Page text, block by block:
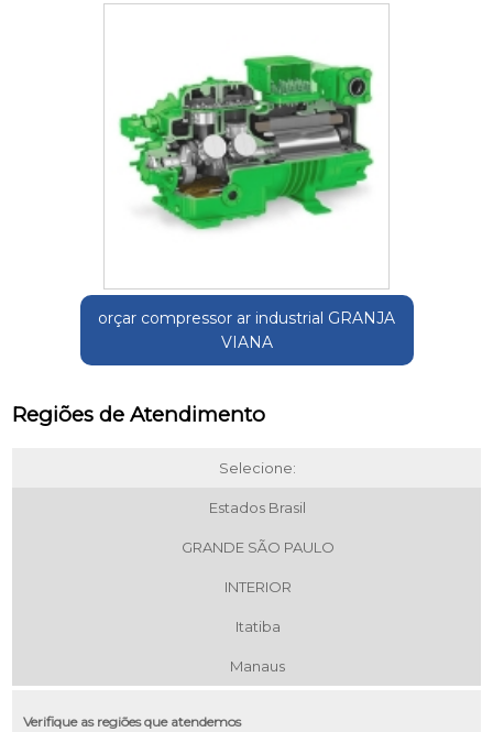
orçar compressor ar industrial GRANJA
VIANA
Regiões de Atendimento
Selecione:
Estados Brasil
GRANDE SÃO PAULO
INTERIOR
Itatiba
Manaus
Verifique as regiões que atendemos